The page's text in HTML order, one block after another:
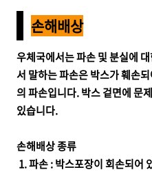
손해배상
우체국에서는 파손 및 분실에
서 말하는 파손은 박스가 훼손
의 파손입니다. 박스 겉면에 문
있습니다.
손해배상 종류
1. 파손 : 박스포장이 회손되어